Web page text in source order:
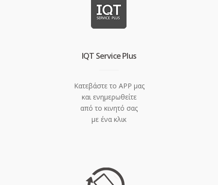
IQT Service Plus
Κατεβάστε το APP μας
και ενημερωθείτε
από το κινητό σας
με ένα κλικ